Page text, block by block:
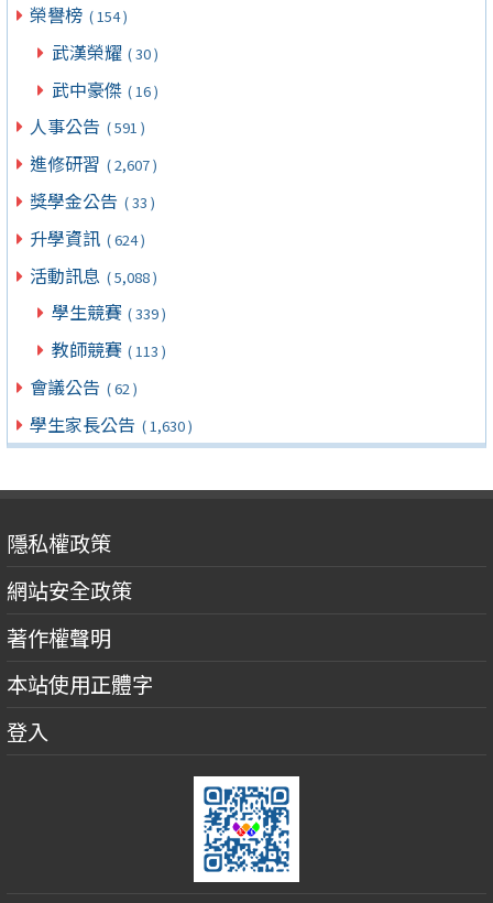
榮譽榜 ( 154 )
武漢榮耀 ( 30 )
武中豪傑 ( 16 )
人事公告 ( 591 )
進修研習 ( 2,607 )
獎學金公告 ( 33 )
升學資訊 ( 624 )
活動訊息 ( 5,088 )
學生競賽 ( 339 )
教師競賽 ( 113 )
會議公告 ( 62 )
學生家長公告 ( 1,630 )
隱私權政策
網站安全政策
著作權聲明
本站使用正體字
登入